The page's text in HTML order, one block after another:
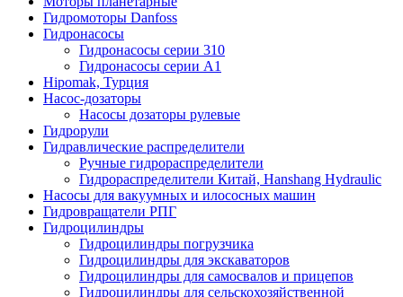
Гидромоторы Danfoss
Гидронасосы
Гидронасосы серии 310
Гидронасосы серии А1
Hipomak, Турция
Насос-дозаторы
Насосы дозаторы рулевые
Гидрорули
Гидравлические распределители
Ручные гидрораспределители
Гидрораспределители Китай, Hanshang Hydraulic
Насосы для вакуумных и илососных машин
Гидровращатели РПГ
Гидроцилиндры
Гидроцилиндры погрузчика
Гидроцилиндры для экскаваторов
Гидроцилиндры для самосвалов и прицепов
Гидроцилиндры для сельскохозяйственной